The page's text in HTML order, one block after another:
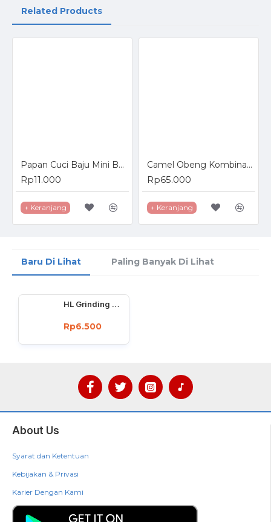
Related Products
Papan Cuci Baju Mini Bahan Plastik
Rp11.000
+ Keranjang
Camel Obeng Kombinasi Plus Minus 6 Pcs Combination Screwdriver Set
Rp65.000
+ Keranjang
Baru Di Lihat Paling Banyak Di Lihat
HL Grinding Wheel 6 Inch Batu Gerinda 6 inch Batu Gerinda
Rp6.500
About Us
Syarat dan Ketentuan
Kebijakan & Privasi
Karier Dengan Kami